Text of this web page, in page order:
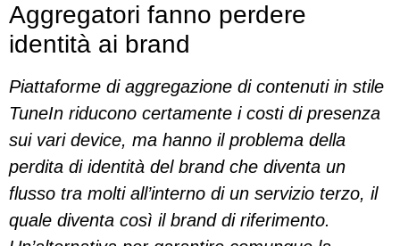
Aggregatori fanno perdere
identità ai brand
Piattaforme di aggregazione di contenuti in stile
TuneIn riducono certamente i costi di presenza
sui vari device, ma hanno il problema della
perdita di identità del brand che diventa un
flusso tra molti all’interno di un servizio terzo, il
quale diventa così il brand di riferimento.